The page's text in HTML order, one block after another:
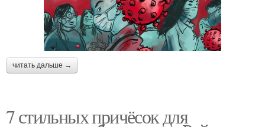
читать дальше →
7 стильных причёсок для